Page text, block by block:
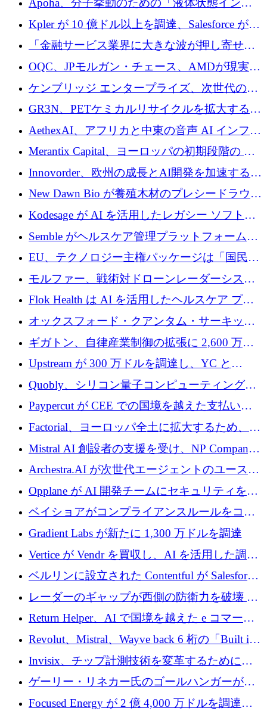
の資本シフトを呼びかけ
Apoha、分子挙動のための「液体状態インテ
リジェンス」を構築するために3,600万ドルを
かけてステルス状態から出現
Kpler が 10 億ドル以上を調達、Salesforce が
Contentful を買収、Built in Europe キャンペー
ンを開始
「金融サービス業界に大きな波が押し寄せて
いる」と「欧州初のAIネイティブ銀行」のボ
スが語る
OQC、JPモルガン・チェース、AMDが現実世
界のフィンテック・アプリケーションを探索
するためにQuantum-AIデータセンターを立ち
上げ
ケンブリッジ エンタープライズ、次世代のデ
ィープテック創設者向けにロンドンの出発点
を構築
GR3N、PETケミカルリサイクルを拡大するた
めにシリーズBで1,550万ユーロを調達
AethexAI、アフリカと中東の音声 AI インフラ
ストラクチャを構築するために 300 万ドルを
Merantix Capital、ヨーロッパの初期段階の AI
スタートアップ向けに 1 億 300 万ユーロのフ
ァンドを立ち上げる
Innovorder、欧州の成長とAI開発を加速するた
めに2,000万ユーロを確保
New Dawn Bio が養殖木材のプレシードラウン
ドで 210 万ユーロを調達
Kodesage が AI を活用したレガシー ソフトウ
ェアの最新化のために 660 万ドルを調達
Semble がヘルスケア管理プラットフォームを
拡大するためにシリーズ C で 3,000 万ポンド
を調達
EU、テクノロジー主権パッケージは「国民の
保護」に関するものだと発言
モルファー、戦術対ドローンレーダーシステ
ムを最前線に近づけるために150万ユーロを調
Flok Health は AI を活用したヘルスケア プラ
ットフォームの成長に 1,250 万ドルを投資
オックスフォード・クアンタム・サーキット
が「成人向け」2億6,000万ポンドの資金調達
ラウンドを獲得
ギガトン、自律産業制御の拡張に 2,600 万ド
ルを調達
Upstream が 300 万ドルを調達し、YC と
Xavier Niel が支援する共同 AI 受信箱を立ち上
げる
Quobly、シリコン量子コンピューティングの
商用化のためにシリーズ A で 1 億 1,500 万ユ
ーロを調達
Paypercut が CEE での国境を越えた支払いを
拡大するために 500 万ユーロを確保
Factorial、ヨーロッパ全土に拡大するため、25
億ドルの評価額で1億5,000万ドルのシリーズD
Mistral AI 創設者の支援を受け、NP Company
がエンジニアリング向け AI を推進するために
600 万ユーロのプレシードを確保
Archestra.AI が次世代エージェントのユースケ
ースを実現するために 1,000 万ドルを調達
Opplane が AI 開発チームにセキュリティをも
たらすために 450 万ユーロを調達
ベイショアがコンプライアンスルールをコー
ド化するために800万ドルを調達
Gradient Labs が新たに 1,300 万ドルを調達
Vertice が Vendr を買収し、AI を活用した調達
インテリジェンス プラットフォームを構築
ベルリンに設立された Contentful が Salesforce
に買収される
レーダーのギャップが西側の防衛力を破壊 —
そしてベルリンのチップスタートアップがそ
れを埋める
Return Helper、AI で国境を越えた e コマース
の返品を利益に変えるシリーズ A で 400 万ド
ルを調達
Revolut、Mistral、Wayve back 6 桁の「Built in
Europe」キャンペーン
Invisix、チップ計測技術を変革するために
2,000 万ユーロのシードラウンドを完了
ゲーリー・リネカー氏のゴールハンガーがVC
事業を開始
Focused Energy が 2 億 4,000 万ドルを調達、